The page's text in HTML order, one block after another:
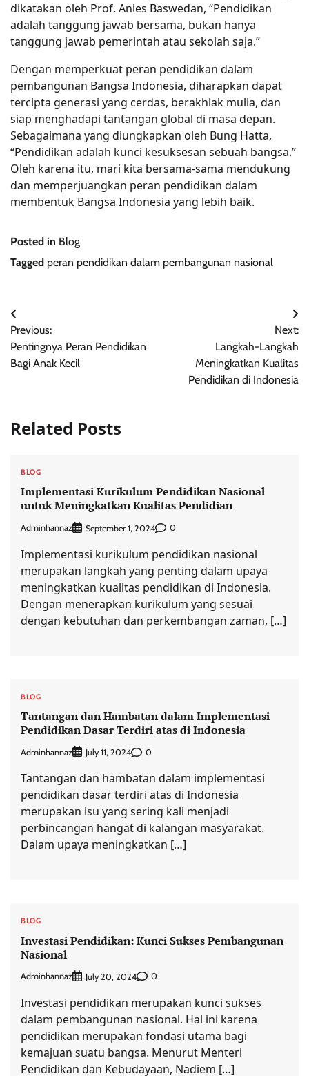
dikatakan oleh Prof. Anies Baswedan, “Pendidikan
adalah tanggung jawab bersama, bukan hanya
tanggung jawab pemerintah atau sekolah saja.”
Dengan memperkuat peran pendidikan dalam
pembangunan Bangsa Indonesia, diharapkan dapat
tercipta generasi yang cerdas, berakhlak mulia, dan
siap menghadapi tantangan global di masa depan.
Sebagaimana yang diungkapkan oleh Bung Hatta,
“Pendidikan adalah kunci kesuksesan sebuah bangsa.”
Oleh karena itu, mari kita bersama-sama mendukung
dan memperjuangkan peran pendidikan dalam
membentuk Bangsa Indonesia yang lebih baik.
Posted in Blog
Tagged peran pendidikan dalam pembangunan nasional
Post
navigation
Previous:
Pentingnya Peran Pendidikan
Bagi Anak Kecil
Next:
Langkah-Langkah
Meningkatkan Kualitas
Pendidikan di Indonesia
Related Posts
BLOG
Implementasi Kurikulum Pendidikan Nasional
untuk Meningkatkan Kualitas Pendidian
Adminhannaz September 1, 2024 0
Implementasi kurikulum pendidikan nasional
merupakan langkah yang penting dalam upaya
meningkatkan kualitas pendidikan di Indonesia.
Dengan menerapkan kurikulum yang sesuai
dengan kebutuhan dan perkembangan zaman, […]
BLOG
Tantangan dan Hambatan dalam Implementasi
Pendidikan Dasar Terdiri atas di Indonesia
Adminhannaz July 11, 2024 0
Tantangan dan hambatan dalam implementasi
pendidikan dasar terdiri atas di Indonesia
merupakan isu yang sering kali menjadi
perbincangan hangat di kalangan masyarakat.
Dalam upaya meningkatkan […]
BLOG
Investasi Pendidikan: Kunci Sukses Pembangunan
Nasional
Adminhannaz July 20, 2024 0
Investasi pendidikan merupakan kunci sukses
dalam pembangunan nasional. Hal ini karena
pendidikan merupakan fondasi utama bagi
kemajuan suatu bangsa. Menurut Menteri
Pendidikan dan Kebudayaan, Nadiem […]